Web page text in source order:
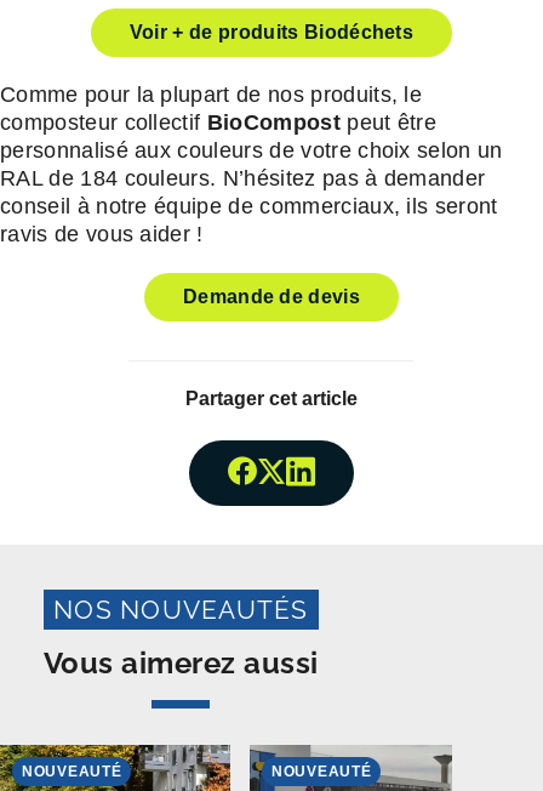
Voir + de produits Biodéchets
Comme pour la plupart de nos produits, le
composteur collectif BioCompostpeut être
personnalisé aux couleurs de votre choix selon un
RAL de 184 couleurs. N’hésitez pas à demander
conseil à notre équipe de commerciaux, ils seront
ravis de vous aider !
Demande de devis
Partager cet article
Partager surFacebook
Partager surTwitter
Partager
NOS NOUVEAUTÉS
Vous aimerez aussi
NOUVEAUTÉ NOUVEAUTÉ